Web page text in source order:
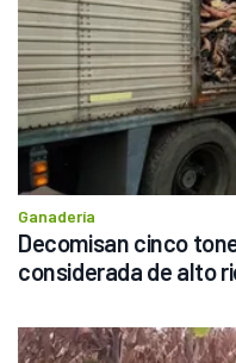
Ganadería
Decomisan cinco
considerada de alto